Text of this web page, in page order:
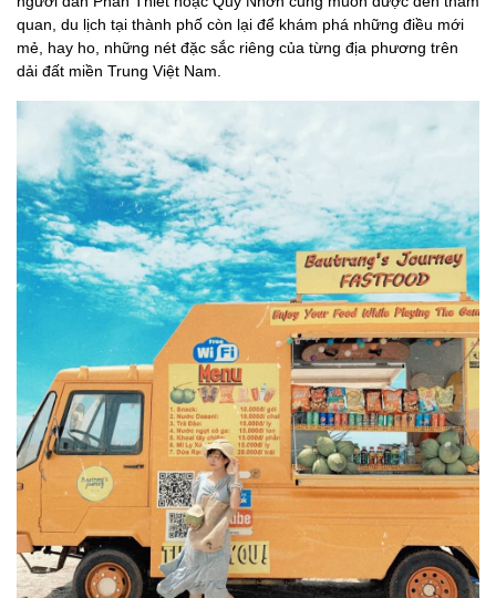
quan, du lịch tại thành phố còn lại để khám phá những điều mới
mẻ, hay ho, những nét đặc sắc riêng của từng địa phương trên
dải đất miền Trung Việt Nam.